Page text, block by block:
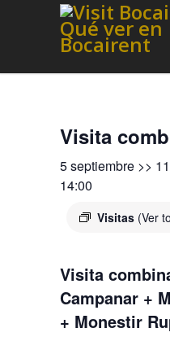
Visita
5 septiembre >>
14:00
Visitas (Ver
Visita
Campanar +
+ Monestir